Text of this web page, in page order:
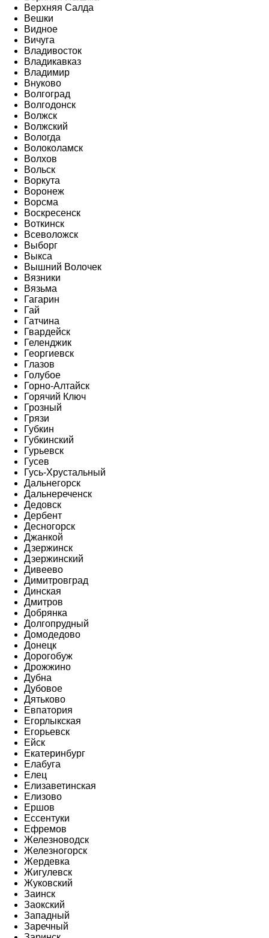
Верхняя Салда
Вешки
Видное
Вичуга
Владивосток
Владикавказ
Владимир
Внуково
Волгоград
Волгодонск
Волжск
Волжский
Вологда
Волоколамск
Волхов
Вольск
Воркута
Воронеж
Ворсма
Воскресенск
Воткинск
Всеволожск
Выборг
Выкса
Вышний Волочек
Вязники
Вязьма
Гагарин
Гай
Гатчина
Гвардейск
Геленджик
Георгиевск
Глазов
Голубое
Горно-Алтайск
Горячий Ключ
Грозный
Грязи
Губкин
Губкинский
Гурьевск
Гусев
Гусь-Хрустальный
Дальнегорск
Дальнереченск
Дедовск
Дербент
Десногорск
Джанкой
Дзержинск
Дзержинский
Дивеево
Димитровград
Динская
Дмитров
Добрянка
Долгопрудный
Домодедово
Донецк
Дорогобуж
Дрожжино
Дубна
Дубовое
Дятьково
Евпатория
Егорлыкская
Егорьевск
Ейск
Екатеринбург
Елабуга
Елец
Елизаветинская
Елизово
Ершов
Ессентуки
Ефремов
Железноводск
Железногорск
Жердевка
Жигулевск
Жуковский
Заинск
Заокский
Западный
Заречный